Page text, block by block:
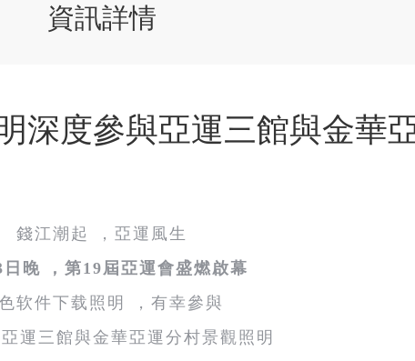
資訊詳情
明深度參與亞運三館與金華
錢江潮起，亞運風生
晚，第19屆亞運會盛燃啟幕
软件下载照明，有幸參與
運三館與金華亞運分村景觀照明